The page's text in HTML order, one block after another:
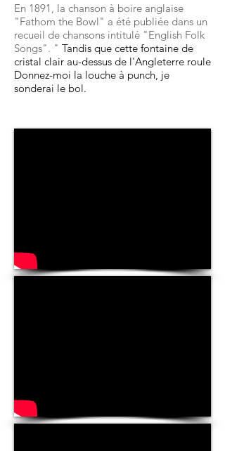
En 1891, la chanson à boire anglaise
"Fathom the Bowl" a été publiée dans un
recueil de chansons intitulé "English Folk
Songs". " Tandis que cette fontaine de
cristal clair au-dessus de l'Angleterre roule
Donnez-moi la louche à punch, je
sonderai le bol.